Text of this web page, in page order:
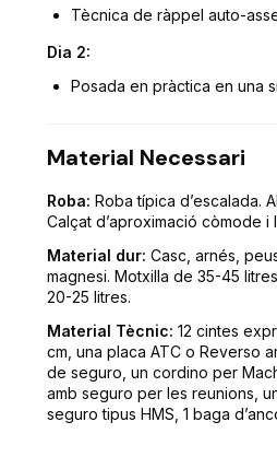
Tècnica de ràppel auto-
Dia 2:
Posada en pràctica en una
Material Necessari
Roba: Roba típica d’escalada.
Calçat d’aproximació còmode i
Material dur: Casc, arnés,
magnesi. Motxilla de 35-45
20-25 litres.
Material Tècnic: 12 cintes
cm, una placa ATC o Reverso
de seguro, un cordino per
amb seguro per les reunions,
seguro tipus HMS, 1 baga